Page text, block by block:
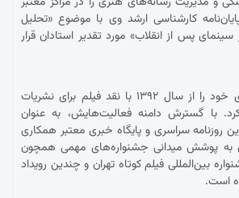
کارشناسی ارشد وی با موضوع «تحلیل
سینمای پس از انقلاب» مورد تقدیر استادان قرار
صباحی فعالیت حرفه‌ای خود را از سال ۱۳۹۲ با نقد فیلم برای نشریات
با گسترش دامنه فعالیت‌هایش، به عنوان
روزنامه سراسری و پایگاه خبری معتبر همکاری
پوشش میدانی جشنواره‌های مهمی همچون
بین‌المللی فیلم کوتاه تهران و چندین رویداد
است.